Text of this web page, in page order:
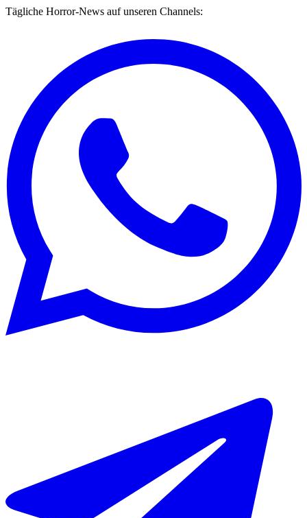
Tägliche Horror-News auf unseren Channels: